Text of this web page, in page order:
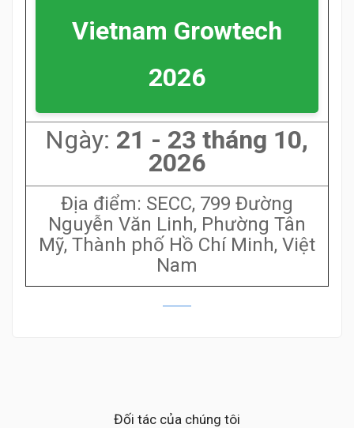
Vietnam Growtech
2026
Ngày: 21 - 23 tháng 10,
2026
Địa điểm: SECC, 799 Đường
Nguyễn Văn Linh, Phường Tân
Mỹ, Thành phố Hồ Chí Minh, Việt
Nam
Đối tác của chúng tôi